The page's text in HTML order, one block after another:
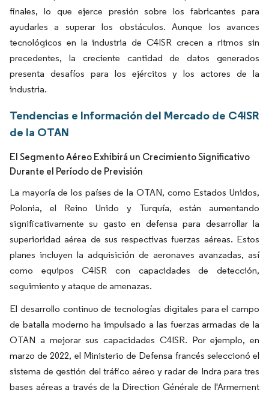
finales, lo que ejerce presión sobre los fabricantes para
ayudarles a superar los obstáculos. Aunque los avances
tecnológicos en la industria de C4ISR crecen a ritmos sin
precedentes, la creciente cantidad de datos generados
presenta desafíos para los ejércitos y los actores de la
industria.
Tendencias e Información del Mercado de C4ISR
de la OTAN
El Segmento Aéreo Exhibirá un Crecimiento Significativo
Durante el Período de Previsión
La mayoría de los países de la OTAN, como Estados Unidos,
Polonia, el Reino Unido y Turquía, están aumentando
significativamente su gasto en defensa para desarrollar la
superioridad aérea de sus respectivas fuerzas aéreas. Estos
planes incluyen la adquisición de aeronaves avanzadas, así
como equipos C4ISR con capacidades de detección,
seguimiento y ataque de amenazas.
El desarrollo continuo de tecnologías digitales para el campo
de batalla moderno ha impulsado a las fuerzas armadas de la
OTAN a mejorar sus capacidades C4ISR. Por ejemplo, en
marzo de 2022, el Ministerio de Defensa francés seleccionó el
sistema de gestión del tráfico aéreo y radar de Indra para tres
bases aéreas a través de la Direction Générale de l'Armement